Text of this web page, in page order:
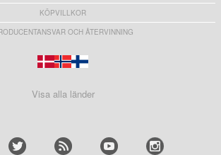
KÖPVILLKOR
OCH ÅTERVINNING
Visa alla länder